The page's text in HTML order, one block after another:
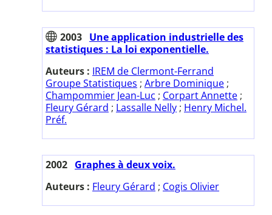
2003 Une application industrielle des
statistiques : La loi exponentielle.
Auteurs : IREM de Clermont-Ferrand
Groupe Statistiques ; Arbre Dominique ;
Champommier Jean-Luc ; Corpart Annette ;
Fleury Gérard ; Lassalle Nelly ; Henry Michel.
Préf.
2002 Graphes à deux voix.
Auteurs : Fleury Gérard ; Cogis Olivier